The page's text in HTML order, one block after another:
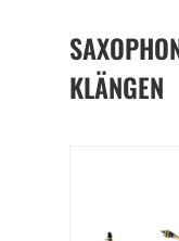
KLÄNGEN